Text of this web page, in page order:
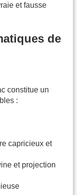
et fausse
de
constitue un
:
capricieux et
et projection